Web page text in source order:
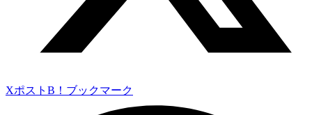
Xポスト B！ブックマーク